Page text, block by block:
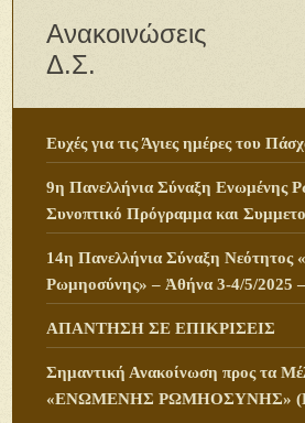
Ανακοινώσεις
Δ.Σ.
Ευχές για τις Άγιες ημέρες του
9η Πανελλήνια Σύναξη Ενωμένης
Συνοπτικό Πρόγραμμα και
14η Πανελλήνια Σύναξη Νεότητος
Ρωμηοσύνης» – Ἀθήνα 3-4/5/2025
ΑΠΑΝΤΗΣΗ ΣΕ ΕΠΙΚΡΙΣΕΙΣ
Σημαντική Ανακοίνωση προς τα
«ΕΝΩΜΕΝΗΣ ΡΩΜΗΟΣΥΝΗΣ»